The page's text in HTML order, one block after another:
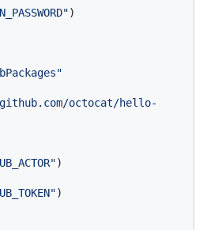
)
octocat/hello-
)
)